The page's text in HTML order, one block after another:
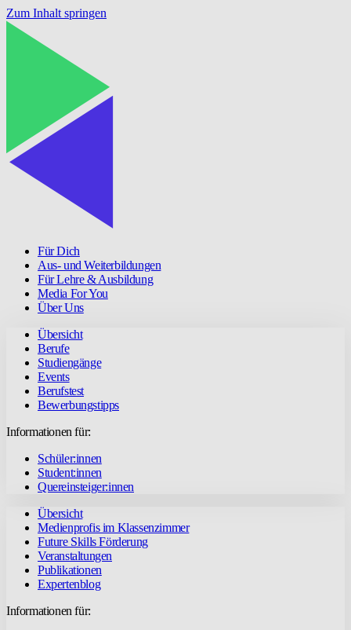
Zum Inhalt springen
Für Dich
Aus- und Weiterbildungen
Für Lehre & Ausbildung
Media For You
Über Uns
Übersicht
Berufe
Studiengänge
Events
Berufstest
Bewerbungstipps
Informationen für:
Schüler:innen
Student:innen
Quereinsteiger:innen
Übersicht
Medienprofis im Klassenzimmer
Future Skills Förderung
Veranstaltungen
Publikationen
Expertenblog
Informationen für: